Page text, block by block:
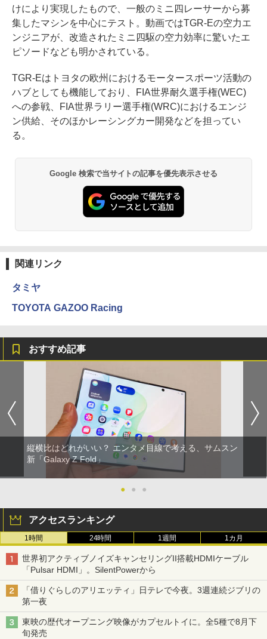
けにより実現したもので、一般のミニ四レーサーから募
集したマシンを中心にテスト。動画ではTGR-Eの空力エ
ンジニアが、改造されたミニ四駆の空力効率に驚いたエ
ピソードなども明かされている。
TGR-Eはトヨタの欧州におけるモータースポーツ活動の
ハブとしても機能しており、FIA世界耐久選手権(WEC)
への参戦、FIA世界ラリー選手権(WRC)におけるエンジ
ン供給、そのほかレーシングカー開発などを担ってい
る。
Google 検索で当サイトの記事を優先表示させる
関連リンク
タミヤ
TOYOTA GAZOO Racing
おすすめ記事
縦横比はどれがいい？ エンタメ目線で考える、サムスン
新「Galaxy Z Fold」
● ● ●
アクセスランキング
1時間 24時間 1週間 1カ月
世界初アクティブノイズキャンセリングII搭載HDMIケーブル
「Pulsar HDMI」。SilentPowerから
「借りぐらしのアリエッティ」日テレで今夜。3週連続ジブリの
第一夜
東映の歴代オープニング映像がカプセルトイに。全5種で8月下
旬発売